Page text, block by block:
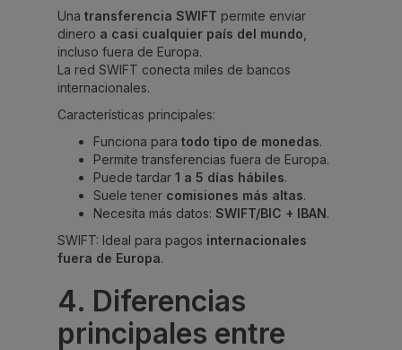
Una transferencia SWIFT permite enviar
dinero a casi cualquier país del mundo
incluso fuera de Europa.
La red SWIFT conecta miles de bancos
internacionales.
Características principales:
Funciona para todo tipo de monedas.
Permite transferencias fuera de Europa.
Puede tardar 1 a 5 días hábiles.
Suele tener comisiones más altas.
Necesita más datos: SWIFT/BIC + IBAN.
SWIFT: Ideal para pagos internacionales
fuera de Europa.
4. Diferencias
principales entre